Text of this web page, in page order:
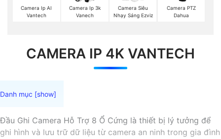
Camera Ip AI
Vantech
Camera Ip 3k
Vanech
Camera Siêu
Nhạy Sáng Ezviz
Camera PTZ
Dahua
CAMERA IP 4K VANTECH
Đầu Ghi Camera Hỗ Trợ 8 Ổ Cứng là thiết bị lý tưởng để
ghi hình và lưu trữ dữ liệu từ camera an ninh trong gia đình